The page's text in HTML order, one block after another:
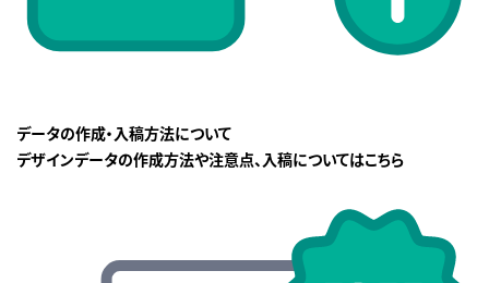
データの作成・入稿方法について
デザインデータの作成方法や注意点、入稿についてはこちら